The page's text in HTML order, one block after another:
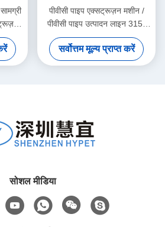
पीवीसी पाइप एक्सट्रूज़न मशीन /
पीवीसी पाइप उत्पादन लाइन 315-
630
सर्वोत्तम मूल्य प्राप्त करें
सोशल मीडिया